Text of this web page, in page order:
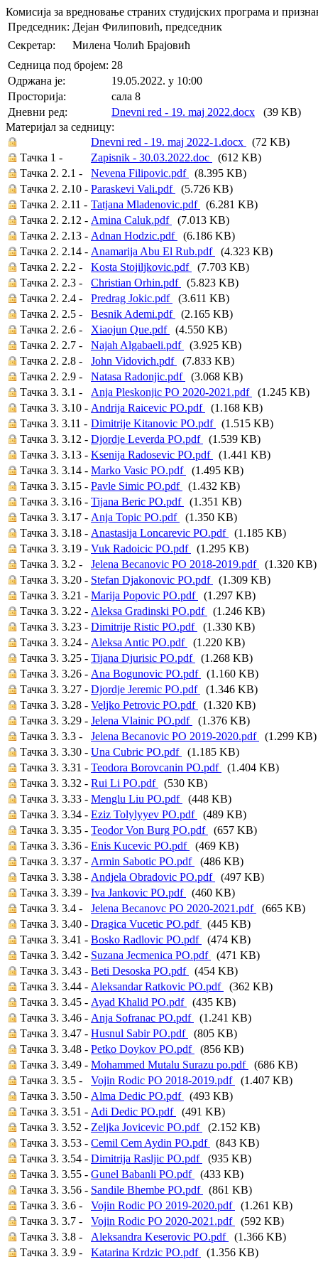
Комисија за вредновање страних студијских програма и
Председник: Дејан Филиповић, председник
Секретар:
Милена Чолић Брајовић
Седница под бројем: 28
Oдржана je:
19.05.2022. у 10:00
Просторија:
сала 8
Дневни ред:
Dnevni red - 19. maj 2022.docx (39 KB)
Материјал за седницу:
Dnevni red - 19. maj 2022-1.docx
(72 KB)
Тачка 1 -
Zapisnik - 30.03.2022.doc
(612 KB)
Тачка 2. 2.1 -
Nevena Filipovic.pdf
(8.395 KB)
Тачка 2. 2.10 - Paraskevi Vali.pdf
(5.726 KB)
Тачка 2. 2.11 - Tatjana Mladenovic.pdf
(6.281 KB)
Тачка 2. 2.12 - Amina Caluk.pdf
(7.013 KB)
Тачка 2. 2.13 - Adnan Hodzic.pdf
(6.186 KB)
Тачка 2. 2.14 - Anamarija Abu El Rub.pdf
(4.323 KB)
Тачка 2. 2.2 -
Kosta Stojiljkovic.pdf
(7.703 KB)
Тачка 2. 2.3 -
Christian Orhin.pdf
(5.823 KB)
Тачка 2. 2.4 -
Predrag Jokic.pdf
(3.611 KB)
Тачка 2. 2.5 -
Besnik Ademi.pdf
(2.165 KB)
Тачка 2. 2.6 -
Xiaojun Que.pdf
(4.550 KB)
Тачка 2. 2.7 -
Najah Algabaeli.pdf
(3.925 KB)
Тачка 2. 2.8 -
John Vidovich.pdf
(7.833 KB)
Тачка 2. 2.9 -
Natasa Radonjic.pdf
(3.068 KB)
Тачка 3. 3.1 -
Anja Pleskonjic PO 2020-2021.pdf
(1.245 KB)
Тачка 3. 3.10 - Andrija Raicevic PO.pdf
(1.168 KB)
Тачка 3. 3.11 - Dimitrije Kitanovic PO.pdf
(1.515 KB)
Тачка 3. 3.12 - Djordje Leverda PO.pdf
(1.539 KB)
Тачка 3. 3.13 - Ksenija Radosevic PO.pdf
(1.441 KB)
Тачка 3. 3.14 - Marko Vasic PO.pdf
(1.495 KB)
Тачка 3. 3.15 - Pavle Simic PO.pdf
(1.432 KB)
Тачка 3. 3.16 - Tijana Beric PO.pdf
(1.351 KB)
Тачка 3. 3.17 - Anja Topic PO.pdf
(1.350 KB)
Тачка 3. 3.18 - Anastasija Loncarevic PO.pdf
(1.185 KB)
Тачка 3. 3.19 - Vuk Radoicic PO.pdf
(1.295 KB)
Тачка 3. 3.2 -
Jelena Becanovic PO 2018-2019.pdf
(1.320 KB)
Тачка 3. 3.20 - Stefan Djakonovic PO.pdf
(1.309 KB)
Тачка 3. 3.21 - Marija Popovic PO.pdf
(1.297 KB)
Тачка 3. 3.22 - Aleksa Gradinski PO.pdf
(1.246 KB)
Тачка 3. 3.23 - Dimitrije Ristic PO.pdf
(1.330 KB)
Тачка 3. 3.24 - Aleksa Antic PO.pdf
(1.220 KB)
Тачка 3. 3.25 - Tijana Djurisic PO.pdf
(1.268 KB)
Тачка 3. 3.26 - Ana Bogunovic PO.pdf
(1.160 KB)
Тачка 3. 3.27 - Djordje Jeremic PO.pdf
(1.346 KB)
Тачка 3. 3.28 - Veljko Petrovic PO.pdf
(1.320 KB)
Тачка 3. 3.29 - Jelena Vlainic PO.pdf
(1.376 KB)
Тачка 3. 3.3 -
Jelena Becanovic PO 2019-2020.pdf
(1.299 KB)
Тачка 3. 3.30 - Una Cubric PO.pdf
(1.185 KB)
Тачка 3. 3.31 - Teodora Borovcanin PO.pdf
(1.404 KB)
Тачка 3. 3.32 - Rui Li PO.pdf
(530 KB)
Тачка 3. 3.33 - Menglu Liu PO.pdf
(448 KB)
Тачка 3. 3.34 - Eziz Tolylyyev PO.pdf
(489 KB)
Тачка 3. 3.35 - Teodor Von Burg PO.pdf
(657 KB)
Тачка 3. 3.36 - Enis Kucevic PO.pdf
(469 KB)
Тачка 3. 3.37 - Armin Sabotic PO.pdf
(486 KB)
Тачка 3. 3.38 - Andjela Obradovic PO.pdf
(497 KB)
Тачка 3. 3.39 - Iva Jankovic PO.pdf
(460 KB)
Тачка 3. 3.4 -
Jelena Becanovc PO 2020-2021.pdf
(665 KB)
Тачка 3. 3.40 - Dragica Vucetic PO.pdf
(445 KB)
Тачка 3. 3.41 - Bosko Radlovic PO.pdf
(474 KB)
Тачка 3. 3.42 - Suzana Jecmenica PO.pdf
(471 KB)
Тачка 3. 3.43 - Beti Desoska PO.pdf
(454 KB)
Тачка 3. 3.44 - Aleksandar Ratkovic PO.pdf
(362 KB)
Тачка 3. 3.45 - Ayad Khalid PO.pdf
(435 KB)
Тачка 3. 3.46 - Anja Sofranac PO.pdf
(1.241 KB)
Тачка 3. 3.47 - Husnul Sabir PO.pdf
(805 KB)
Тачка 3. 3.48 - Petko Doykov PO.pdf
(856 KB)
Тачка 3. 3.49 - Mohammed Mutalu Surazu po.pdf
(686 KB)
Тачка 3. 3.5 -
Vojin Rodic PO 2018-2019.pdf
(1.407 KB)
Тачка 3. 3.50 - Alma Dedic PO.pdf
(493 KB)
Тачка 3. 3.51 - Adi Dedic PO.pdf
(491 KB)
Тачка 3. 3.52 - Zeljka Jovicevic PO.pdf
(2.152 KB)
Тачка 3. 3.53 - Cemil Cem Aydin PO.pdf
(843 KB)
Тачка 3. 3.54 - Dimitrija Rasljic PO.pdf
(935 KB)
Тачка 3. 3.55 - Gunel Babanli PO.pdf
(433 KB)
Тачка 3. 3.56 - Sandile Bhembe PO.pdf
(861 KB)
Тачка 3. 3.6 -
Vojin Rodic PO 2019-2020.pdf
(1.261 KB)
Тачка 3. 3.7 -
Vojin Rodic PO 2020-2021.pdf
(592 KB)
Тачка 3. 3.8 -
Aleksandra Keserovic PO.pdf
(1.366 KB)
Тачка 3. 3.9 -
Katarina Krdzic PO.pdf (1.356 KB)